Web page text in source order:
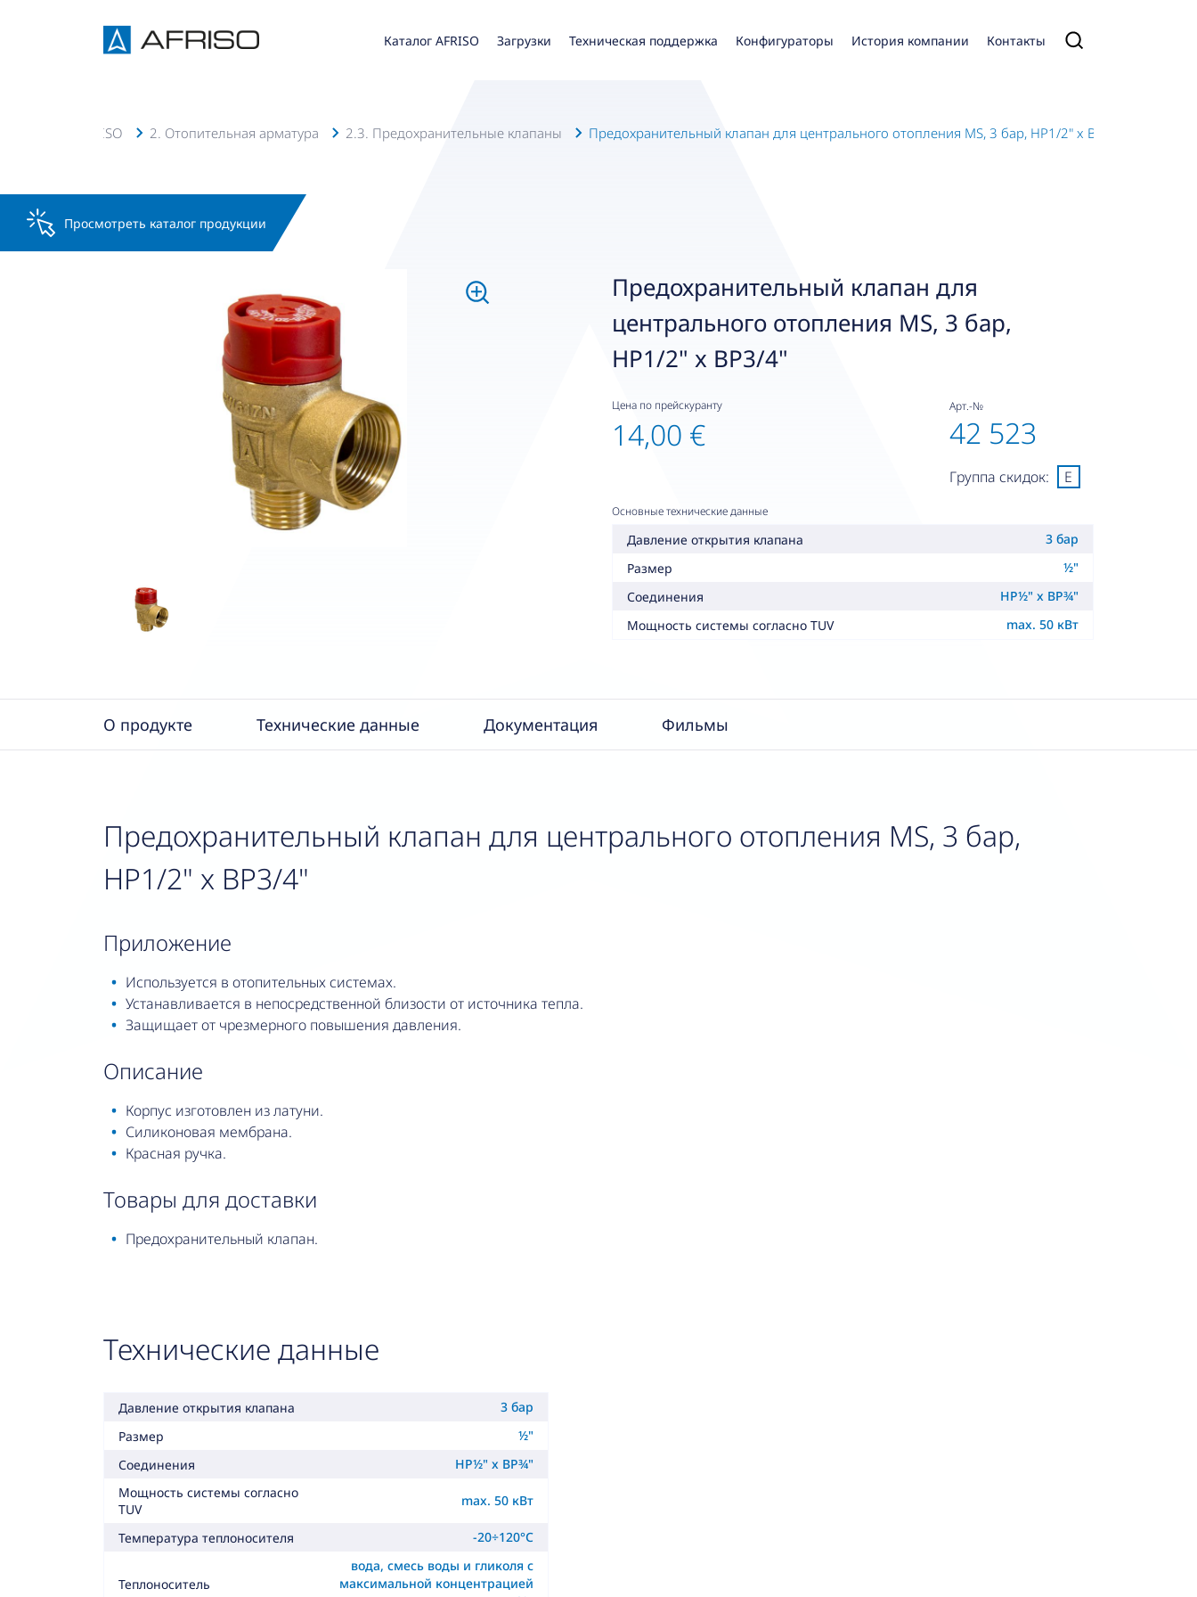
Каталог AFRISO Загрузки Техническая поддержка Конфигураторы История компании Контакты
Каталог AFRISO 2. Отопительная арматура 2.3. Предохранительные клапаны Предохранительный клапан для центрального отопления MS, 3 бар, НР1/2" x ВР3/4"
Просмотреть каталог продукции
Предохранительный клапан для
центрального отопления MS, 3 бар,
НР1/2" x ВР3/4"
Цена по прейскуранту
14,00 €
Арт.-№
42 523
Группа скидок: E
Основные технические данные
Давление открытия клапана
3 бар
Размер
½"
Соединения
НР½" x ВР¾"
Мощность системы согласно TUV
max. 50 кВт
О продукте Технические данные Документация Фильмы
Предохранительный клапан для центрального отопления MS, 3 бар,
НР1/2" x ВР3/4"
приложение
Используется в отопительных системах.
Устанавливается в непосредственной близости от источника тепла.
Защищает от чрезмерного повышения давления.
описание
Корпус изготовлен из латуни.
Силиконовая мембрана.
Красная ручка.
товары для доставки
Предохранительный клапан.
Технические данные
Давление открытия клапана
3 бар
Размер
½"
Соединения
НР½" x ВР¾"
Мощность системы согласно
TUV
max. 50 кВт
Температура теплоносителя -20÷120°C
Теплоноситель
вода, смесь воды и гликоля с
максимальной концентрацией